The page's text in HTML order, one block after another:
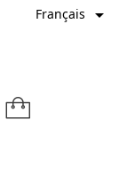
Français 
-